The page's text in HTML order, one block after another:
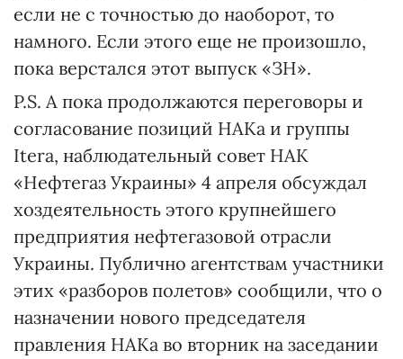
если не с точностью до наоборот, то
намного. Если этого еще не произошло,
пока верстался этот выпуск «ЗН».
P.S. А пока продолжаются переговоры и
согласование позиций НАКа и группы
Itera, наблюдательный совет НАК
«Нефтегаз Украины» 4 апреля обсуждал
хоздеятельность этого крупнейшего
предприятия нефтегазовой отрасли
Украины. Публично агентствам участники
этих «разборов полетов» сообщили, что о
назначении нового председателя
правления НАКа во вторник на заседании